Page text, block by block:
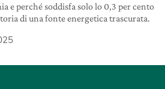
e perché soddisfa solo lo 0,3 per cento
di una fonte energetica trascurata.